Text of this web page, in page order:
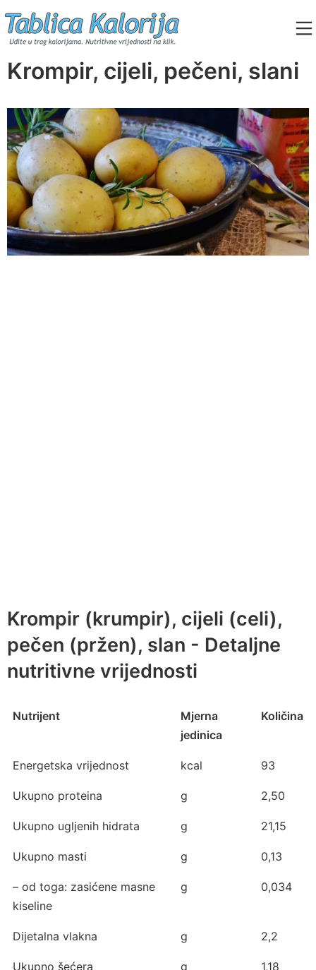
to
content
Tablica Kalorija
Krompir, cijeli, pečeni, slani
Krompir (krumpir), cijeli (celi),
pečen (pržen), slan - Detaljne
nutritivne vrijednosti
Nutrijent
Mjerna
jedinica
Količina
Energetska vrijednost kcal 93
Ukupno proteina g 2,50
Ukupno ugljenih hidrata g 21,15
Ukupno masti g 0,13
– od toga: zasićene masne
kiseline
g 0,034
Dijetalna vlakna g 2,2
Ukupno šećera g 1,18